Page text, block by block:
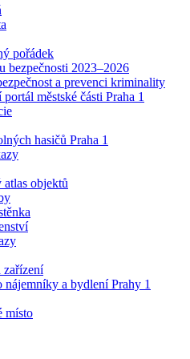
pořádek
bezpečnosti 2023–2026
a prevenci kriminality
městské části Praha 1
hasičů Praha 1
objektů
zařízení
a bydlení Prahy 1
místo